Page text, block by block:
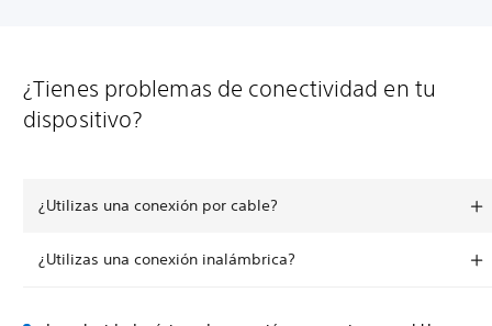
¿Tienes problemas de conectividad en tu
dispositivo?
¿Utilizas una conexión por cable?
¿Utilizas una conexión inalámbrica?